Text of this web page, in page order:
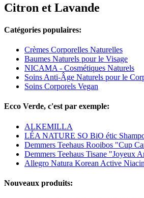
Citron et Lavande
Catégories populaires:
Crèmes Corporelles Naturelles
Baumes Naturels pour le Visage
NICAMA - Cosmétiques Naturels
Soins Anti-Âge Naturels pour le
Soins Corporels Vegan
Ecco Verde, c'est par exemple:
ALKEMILLA
LÉA NATURE SO BiO étic
Demmers Teehaus Rooibos "Cup
Demmers Teehaus Tisane "Joyeux
Allegro Natura Korean Active
Nouveaux produits: